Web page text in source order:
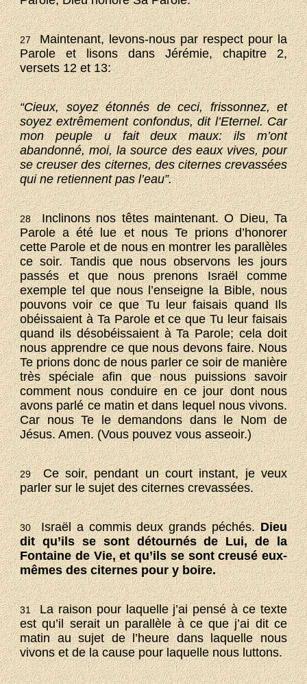
27Maintenant, levons-nous par respect pour la
Parole et lisons dans Jérémie, chapitre 2,
versets 12 et 13:
“Cieux, soyez étonnés de ceci, frissonnez, et
soyez extrêmement confondus, dit l’Eternel. Car
mon peuple u fait deux maux: ils m’ont
abandonné, moi, la source des eaux vives, pour
se creuser des citernes, des citernes crevassées
qui ne retiennent pas l’eau”.
28Inclinons nos têtes maintenant. O Dieu, Ta
Parole a été lue et nous Te prions d’honorer
cette Parole et de nous en montrer les parallèles
ce soir. Tandis que nous observons les jours
passés et que nous prenons Israël comme
exemple tel que nous l’enseigne la Bible, nous
pouvons voir ce que Tu leur faisais quand Ils
obéissaient à Ta Parole et ce que Tu leur faisais
quand ils désobéissaient à Ta Parole; cela doit
nous apprendre ce que nous devons faire. Nous
Te prions donc de nous parler ce soir de manière
très spéciale afin que nous puissions savoir
comment nous conduire en ce jour dont nous
avons parlé ce matin et dans lequel nous vivons.
Car nous Te le demandons dans le Nom de
Jésus. Amen. (Vous pouvez vous asseoir.)
29Ce soir, pendant un court instant, je veux
parler sur le sujet des citernes crevassées.
30Israël a commis deux grands péchés.Dieu
dit qu’ils se sont détournés de Lui, de la
Fontaine de Vie, et qu’ils se sont creusé eux-
mêmes des citernes pour y boire.
31La raison pour laquelle j’ai pensé à ce texte
est qu’il serait un parallèle à ce que j’ai dit ce
matin au sujet de l’heure dans laquelle nous
vivons et de la cause pour laquelle nous luttons.